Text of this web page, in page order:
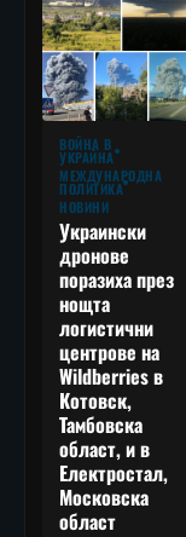
ВОЙНА В
УКРАЙНА
МЕЖДУНАРОДНА
ПОЛИТИКА
НОВИНИ
Украински
дронове
поразиха през
нощта
логистични
центрове на
Wildberries в
Котовск,
Тамбовска
област, и в
Електростал,
Московска
област